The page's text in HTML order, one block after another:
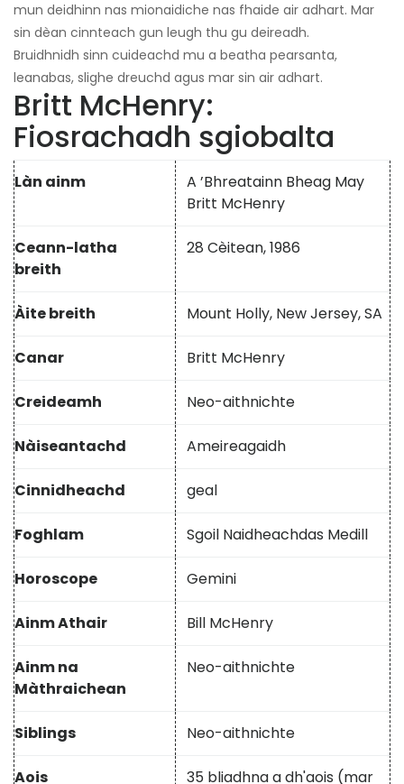
mun deidhinn nas mionaidiche nas fhaide air adhart. Mar
sin dèan cinnteach gun leugh thu gu deireadh.
Bruidhnidh sinn cuideachd mu a beatha pearsanta,
leanabas, slighe dreuchd agus mar sin air adhart.
Britt McHenry:
Fiosrachadh sgiobalta
Làn ainm
A ’Bhreatainn Bheag May
Britt McHenry
Ceann-latha
breith
28 Cèitean, 1986
Àite breith Mount Holly, New Jersey, SA
Canar Britt McHenry
Creideamh Neo-aithnichte
Nàiseantachd Ameireagaidh
Cinnidheachd geal
Foghlam Sgoil Naidheachdas Medill
Horoscope Gemini
Ainm Athair Bill McHenry
Ainm na
Màthraichean
Neo-aithnichte
Siblings Neo-aithnichte
Aois
35 bliadhna a dh'aois (mar